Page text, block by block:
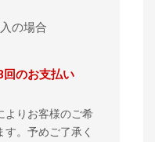
の場合
のお支払い
よりお客様のご希
。予めご了承く